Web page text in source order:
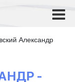
Александр
-